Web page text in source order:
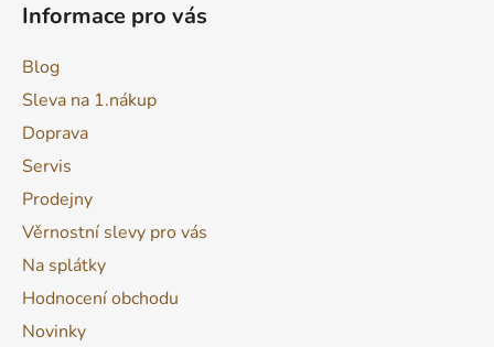
Informace pro vás
Blog
Sleva na 1.nákup
Doprava
Servis
Prodejny
Věrnostní slevy pro vás
Na splátky
Hodnocení obchodu
Novinky